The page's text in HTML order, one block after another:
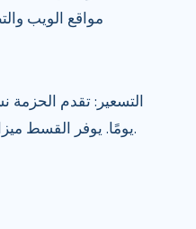
مواقع الويب
يومًا. يوفر القسط ميزات مراقبة ومحاسبة مفصلة.